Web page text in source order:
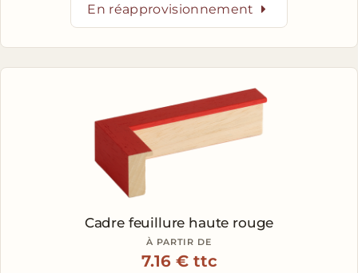
En réapprovisionnement
Cadre feuillure haute rouge
À PARTIR DE
7.16 € ttc